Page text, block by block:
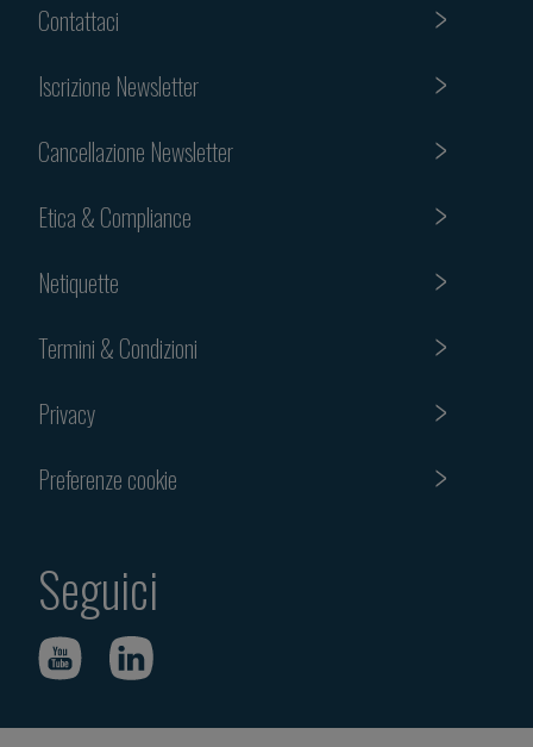
Contattaci
Iscrizione Newsletter
Cancellazione Newsletter
Etica & Compliance
Netiquette
Termini & Condizioni
Privacy
Preferenze cookie
Seguici